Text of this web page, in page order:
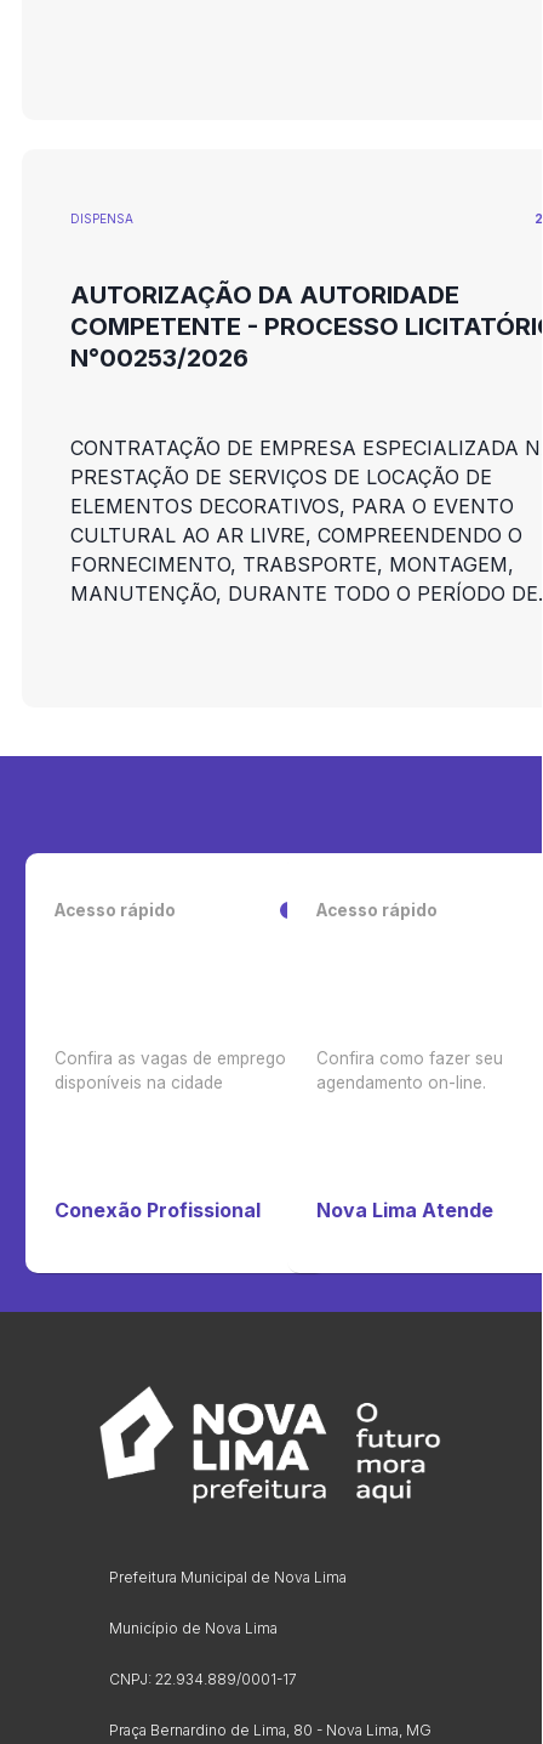
DISPENSA
AUTORIZAÇÃO DA AUTORIDADE
COMPETENTE - PROCESSO
N°00253/2026
CONTRATAÇÃO DE EMPRESA ESPECIALIZADA
PRESTAÇÃO DE SERVIÇOS DE LOCAÇÃO DE
ELEMENTOS DECORATIVOS, PARA O EVENTO
CULTURAL AO AR LIVRE, COMPREENDENDO O
FORNECIMENTO, TRABSPORTE, MONTAGEM,
MANUTENÇÃO, DURANTE TODO O PERÍODO DE
Acesso rápido
Confira as vagas de emprego
disponíveis na cidade
Conexão Profissional
Acesso rápido
Confira como fazer seu
agendamento on-line.
Nova Lima Atende
Prefeitura Municipal de Nova Lima
Município de Nova Lima
CNPJ: 22.934.889/0001-17
Praça Bernardino de Lima, 80 - Nova Lima, MG